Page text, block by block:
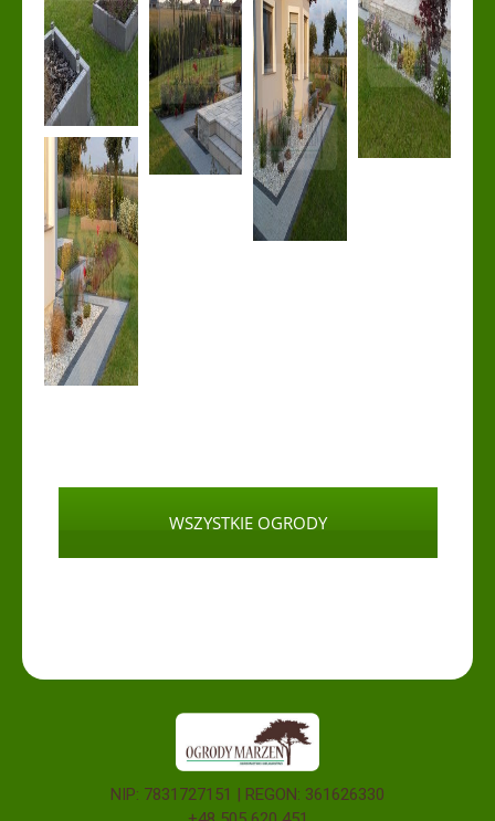
WSZYSTKIE OGRODY
NIP: 7831727151 | REGON: 361626330